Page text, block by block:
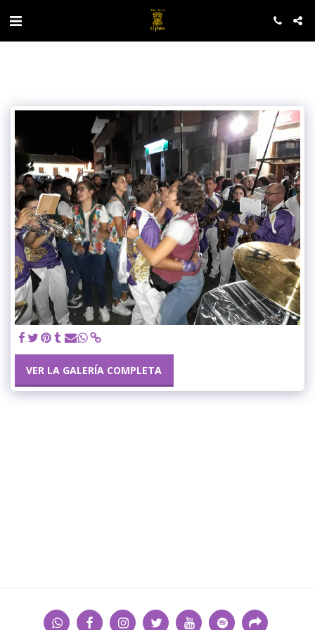
VER LA GALERÍA COMPLETA